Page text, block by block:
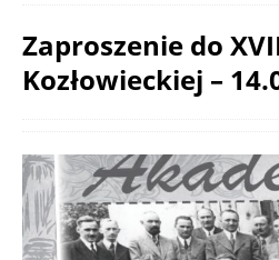
Zaproszenie do
Kozłowieckiej –